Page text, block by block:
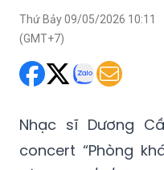
trực tiếp giữa nghệ sĩ và
Thứ Bảy 09/05/2026 10:11